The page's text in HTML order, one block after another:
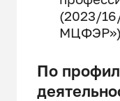
(2023/
МЦФЭР»)
По